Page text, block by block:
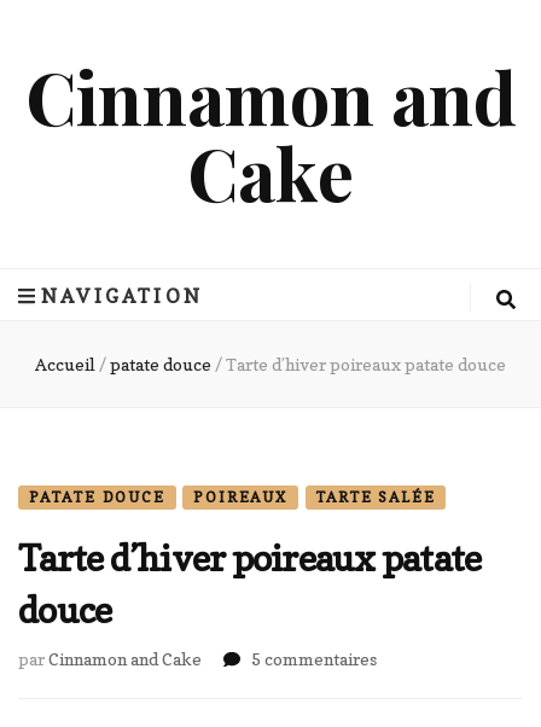
Cinnamon and
Cake
NAVIGATION
Accueil /patate douce /Tarte d’hiver poireaux patate douce
PATATE DOUCE POIREAUX TARTE SALÉE
Tarte d’hiver poireaux patate
douce
parCinnamon and Cake 5 commentairessur